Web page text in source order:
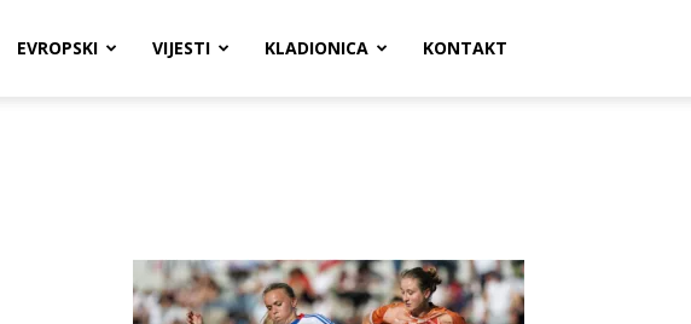
EVROPSKI VIJESTI KLADIONICA KONTAKT